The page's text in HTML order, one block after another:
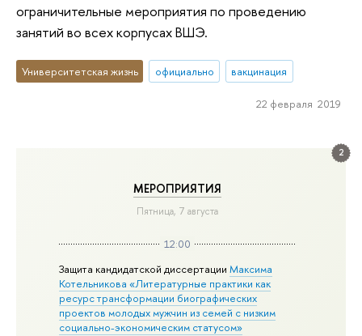
2
МЕРОПРИЯТИЯ
Пятница, 7 августа
12:00
Защита кандидатской диссертацииМаксима
Котельникова «Литературные практики как
ресурс трансформации биографических
проектов молодых мужчин из семей с низким
социально-экономическим статусом»
ограничительные мероприятия по проведению
занятий во всех корпусах ВШЭ.
Университетская жизнь официально вакцинация
22 февраля 2019